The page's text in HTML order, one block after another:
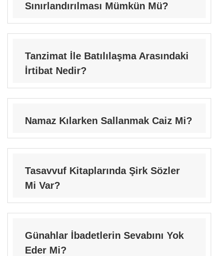
Sınırlandırılması Mümkün Mü?
Tanzimat İle Batılılaşma Arasındaki
İrtibat Nedir?
Namaz Kılarken Sallanmak Caiz Mi?
Tasavvuf Kitaplarında Şirk Sözler
Mi Var?
Günahlar İbadetlerin Sevabını Yok
Eder Mi?